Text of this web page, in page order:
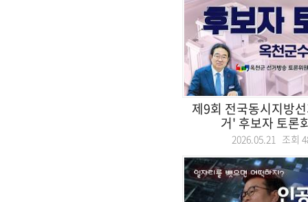
제9회 전국동시지방
거' 후보자 토론
2026.05.21 조회